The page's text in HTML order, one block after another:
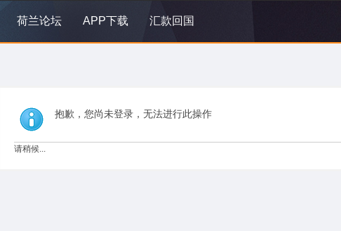
荷兰论坛 APP下载 汇款回国
抱歉，您尚未登录，无法进行此操作
请稍候...